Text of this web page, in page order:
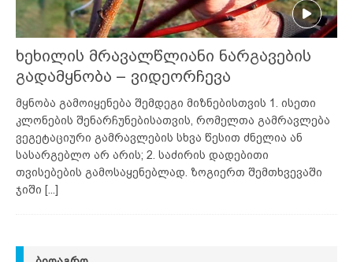
ხეხილის მრავალწლიანი ნარგავების
გადამყნობა – ვიდეორჩევა
მყნობა გამოიყენება შემდეგი მიზნებისთვის 1. ისეთი
კლონების შენარჩუნებისათვის, რომელთა გამრავლება
ვეგეტაციური გამრავლების სხვა წესით ძნელია ან
სასარგებლო არ არის; 2. საძირის დადებითი
თვისებების გამოსაყენებლად. ზოგიერთ შემთხვევაში
ჯიში [...]